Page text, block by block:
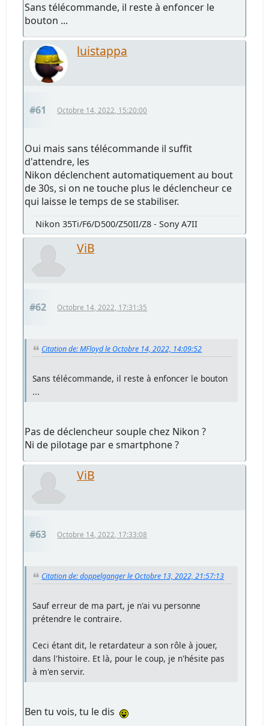
Sans télécommande, il reste à enfoncer le
bouton ...
luistappa
#61 Octobre 14, 2022, 15:20:00
Oui mais sans télécommande il suffit
d'attendre, les
Nikon déclenchent automatiquement au bout
de 30s, si on ne touche plus le déclencheur ce
qui laisse le temps de se stabiliser.
Nikon 35Ti/F6/D500/Z50II/Z8 - Sony A7II
ViB
#62 Octobre 14, 2022, 17:31:35
Citation de: MFloyd le Octobre 14, 2022, 14:09:52
Sans télécommande, il reste à enfoncer le bouton
...
Pas de déclencheur souple chez Nikon ?
Ni de pilotage par e smartphone ?
ViB
#63 Octobre 14, 2022, 17:33:08
Citation de: doppelganger le Octobre 13, 2022, 21:57:13
Sauf erreur de ma part, je n'ai vu personne
prétendre le contraire.
Ceci étant dit, le retardateur a son rôle à jouer,
dans l'histoire. Et là, pour le coup, je n'hésite pas
à m'en servir.
Ben tu vois, tu le dis